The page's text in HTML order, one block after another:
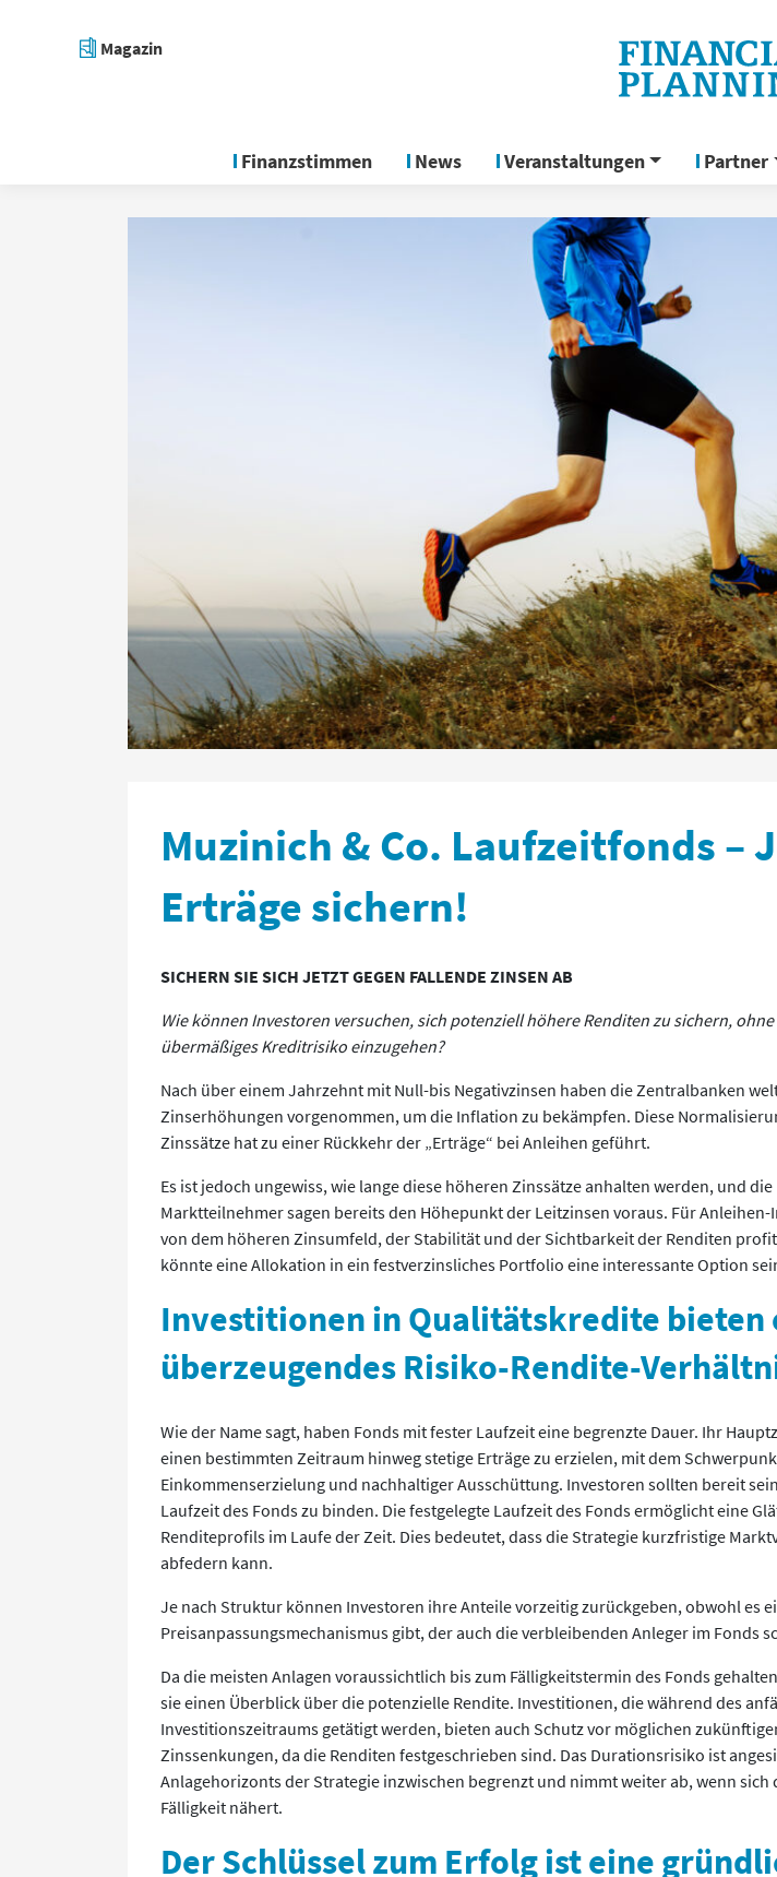
Magazin
Finanzstimmen News Veranstaltungen Partner
Muzinich & Co. Laufzeitfonds –
Erträge sichern!
SICHERN SIE SICH JETZT GEGEN FALLENDE ZINSEN AB
Wie können Investoren versuchen, sich potenziell höhere Renditen zu sichern,
übermäßiges Kreditrisiko einzugehen?
Nach über einem Jahrzehnt mit Null-bis Negativzinsen haben die Zentralbanken
Zinserhöhungen vorgenommen, um die Inflation zu bekämpfen. Diese
Zinssätze hat zu einer Rückkehr der „Erträge“ bei Anleihen geführt.
Es ist jedoch ungewiss, wie lange diese höheren Zinssätze anhalten werden, und die
Marktteilnehmer sagen bereits den Höhepunkt der Leitzinsen voraus. Für
von dem höheren Zinsumfeld, der Stabilität und der Sichtbarkeit der Renditen
könnte eine Allokation in ein festverzinsliches Portfolio eine interessante Option
Investitionen in Qualitätskredite bieten
überzeugendes Risiko-Rendite-
Wie der Name sagt, haben Fonds mit fester Laufzeit eine begrenzte Dauer. Ihr
einen bestimmten Zeitraum hinweg stetige Erträge zu erzielen, mit dem
Einkommenserzielung und nachhaltiger Ausschüttung. Investoren sollten bereit
Laufzeit des Fonds zu binden. Die festgelegte Laufzeit des Fonds ermöglicht eine
Renditeprofils im Laufe der Zeit. Dies bedeutet, dass die Strategie kurzfristige
abfedern kann.
Je nach Struktur können Investoren ihre Anteile vorzeitig zurückgeben, obwohl es
Preisanpassungsmechanismus gibt, der auch die verbleibenden Anleger im Fonds
Da die meisten Anlagen voraussichtlich bis zum Fälligkeitstermin des Fonds
sie einen Überblick über die potenzielle Rendite. Investitionen, die während des
Investitionszeitraums getätigt werden, bieten auch Schutz vor möglichen
Zinssenkungen, da die Renditen festgeschrieben sind. Das Durationsrisiko ist
Anlagehorizonts der Strategie inzwischen begrenzt und nimmt weiter ab, wenn sich
Fälligkeit nähert.
Der Schlüssel zum Erfolg ist eine